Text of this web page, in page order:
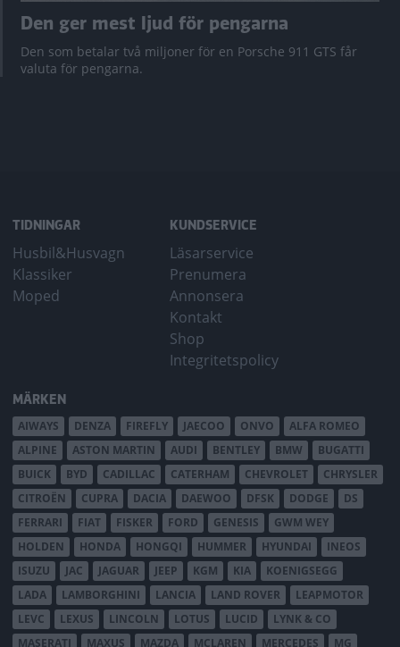
Den ger mest ljud för pengarna
Den som betalar två miljoner för en Porsche 911 GTS får
valuta för pengarna.
TIDNINGAR
Husbil&Husvagn
Klassiker
Moped
KUNDSERVICE
Läsarservice
Prenumera
Annonsera
Kontakt
Shop
Integritetspolicy
MÄRKEN
AIWAYS DENZA FIREFLY JAECOO ONVO
ALFA ROMEO
ALPINE
ASTON MARTIN AUDI BENTLEY BMW
BUGATTI
BUICK
BYD CADILLAC CATERHAM CHEVROLET
CHRYSLER
CITROËN
CUPRA DACIA DAEWOO DFSK DODGE
DS
FERRARI
FIAT FISKER FORD GENESIS
GWM WEY
HOLDEN
HONDA HONGQI HUMMER HYUNDAI
INEOS
ISUZU
JAC JAGUAR JEEP KGM KIA
KOENIGSEGG
LADA
LAMBORGHINI LANCIA LAND ROVER
LEAPMOTOR
LEVC
LEXUS LINCOLN LOTUS LUCID
LYNK & CO
MASERATI
MAXUS MAZDA MCLAREN MERCEDES MG